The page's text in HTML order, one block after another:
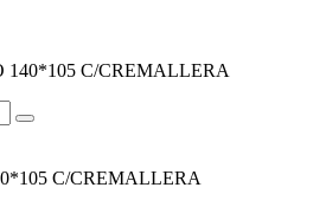
140*105 C/CREMALLERA